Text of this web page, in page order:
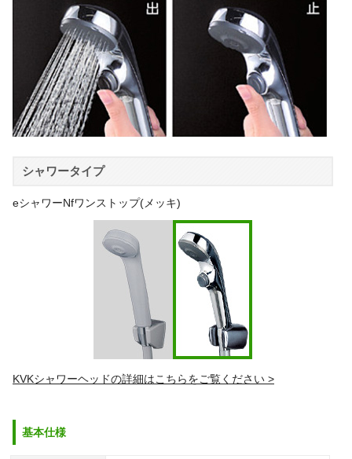
シャワータイプ
eシャワーNfワンストップ(メッキ)
KVKシャワーヘッドの詳細はこちらをご覧ください >
基本仕様